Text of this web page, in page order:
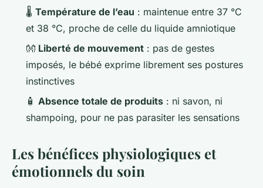
🌡️ Température de l’eau : maintenue entre 37 °C
et 38 °C, proche de celle du liquide amniotique
👐 Liberté de mouvement : pas de gestes
imposés, le bébé exprime librement ses postures
instinctives
🧴 Absence totale de produits : ni savon, ni
shampoing, pour ne pas parasiter les sensations
Les bénéfices physiologiques et
émotionnels du soin